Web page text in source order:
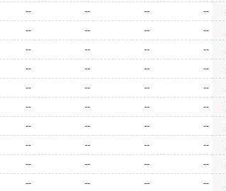
-- -- -- --
-- -- -- --
-- -- -- --
-- -- -- --
-- -- -- --
-- -- -- --
-- -- -- --
-- -- -- --
-- -- -- --
-- -- -- --